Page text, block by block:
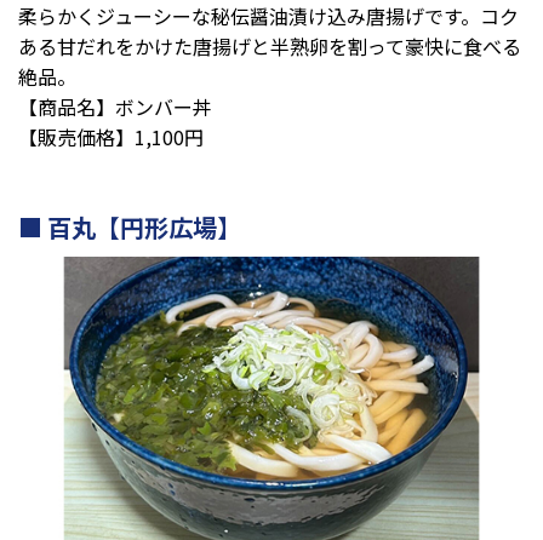
柔らかくジューシーな秘伝醤油漬け込み唐揚げです。コク
ある甘だれをかけた唐揚げと半熟卵を割って豪快に食べる
絶品。
【商品名】ボンバー丼
【販売価格】1,100円
百丸【円形広場】